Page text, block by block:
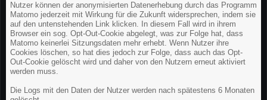
Nutzer können der anonymisierten Datenerhebung durch das Programm
Matomo jederzeit mit Wirkung für die Zukunft widersprechen, indem sie
auf den untenstehenden Link klicken. In diesem Fall wird in ihrem
Browser ein sog. Opt-Out-Cookie abgelegt, was zur Folge hat, dass
Matomo keinerlei Sitzungsdaten mehr erhebt. Wenn Nutzer ihre
Cookies löschen, so hat dies jedoch zur Folge, dass auch das Opt-
Out-Cookie gelöscht wird und daher von den Nutzern erneut aktiviert
werden muss.
Die Logs mit den Daten der Nutzer werden nach spätestens 6 Monaten